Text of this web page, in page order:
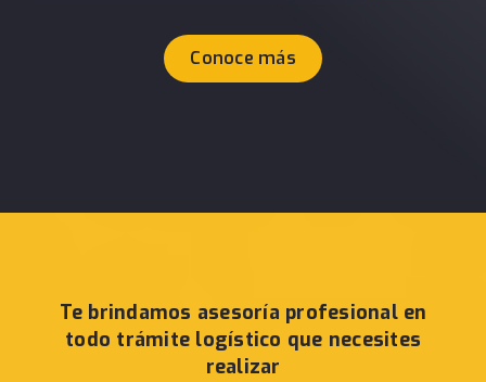
Conoce más
Te brindamos asesoría profesional en
todo trámite logístico que necesites
realizar